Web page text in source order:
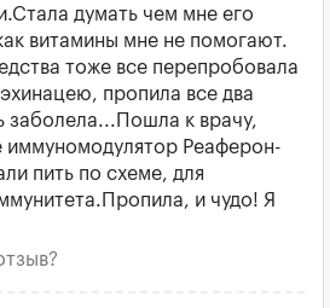
думать чем мне его
витамины мне не помогают.
тоже все перепробовала
пропила все два
заболела...Пошла к врачу,
иммуномодулятор Реаферон-
пить по схеме, для
и чудо! Я